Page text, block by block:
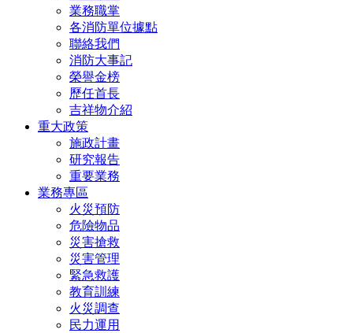
業務職掌
各消防單位據點
聯絡我們
消防大事記
榮譽金榜
歷任首長
吉祥物介紹
重大政策
施政計畫
研究報告
重要業務
業務專區
火災預防
危險物品
災害搶救
災害管理
緊急救護
教育訓練
火災調查
民力運用